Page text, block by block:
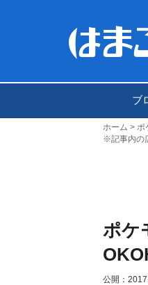
ブ
ホーム ポ
※記事内の
ポケ
公開：